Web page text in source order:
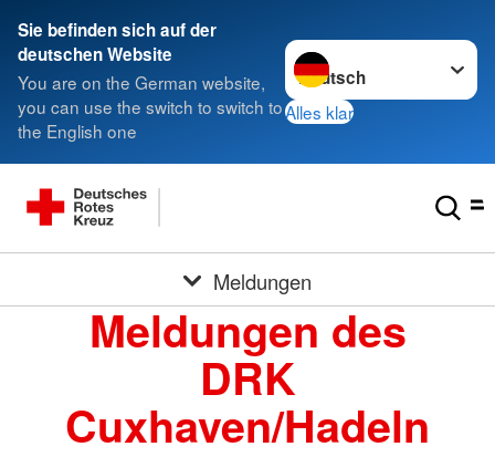
Sie befinden sich auf der
deutschen Website
You are on the German website,
you can use the switch to switch to
the English one
Sprache wechseln zu
Alles klar
Meldungen
Meldungen des
DRK
Cuxhaven/Hadeln